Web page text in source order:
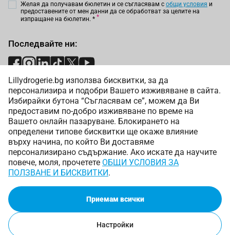
Lillydrogerie.bg използва бисквитки, за да
персонализира и подобри Вашето изживяване в сайта.
Избирайки бутона “Съгласявам се”, можем да Ви
предоставим по-добро изживяване по време на
Вашето онлайн пазаруване. Блокирането на
определени типове бисквитки ще окаже влияние
върху начина, по който Ви доставяме
персонализирано съдържание. Ако искате да научите
повече, моля, прочетете ОБЩИ УСЛОВИЯ ЗА
ПОЛЗВАНЕ И БИСКВИТКИ.
Приемам всички
Настройки
Желая да получавам бюлетин и се съгласявам с общи условия и
предоставените от мен данни да се обработват за целите на
изпращане на бюлетин. *
Последвайте ни:
Начини на плащане:
Начини на доставка:
Copyright © 2025 Лили Дрогерие ЕООД. Всички права
запазени.
Онлайн магазин от